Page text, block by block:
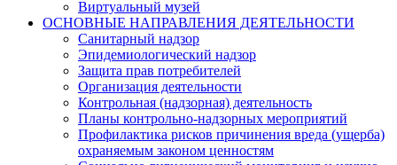
Виртуальный музей
ОСНОВНЫЕ НАПРАВЛЕНИЯ ДЕЯТЕЛЬНОСТИ
Санитарный надзор
Эпидемиологический надзор
Защита прав потребителей
Организация деятельности
Контрольная (надзорная) деятельность
Планы контрольно-надзорных мероприятий
Профилактика рисков причинения вреда (ущерба)
охраняемым законом ценностям